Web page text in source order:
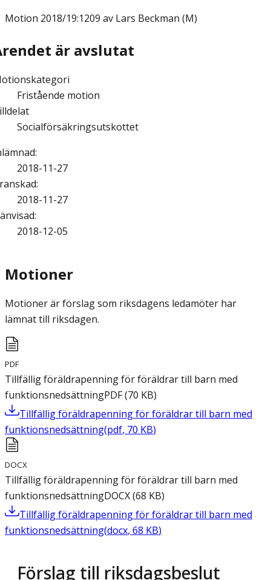
Motion 2018/19:1209 av Lars Beckman (M)
är avslutat
Fristående motion
Socialförsäkringsutskottet
:
2018-11-27
:
2018-11-27
:
2018-12-05
Motioner
Motioner är förslag som riksdagens ledamöter har
lämnat till riksdagen.
PDF
Tillfällig föräldrapenning för föräldrar till barn med
funktionsnedsättningPDF(70 KB)
Tillfällig föräldrapenning för föräldrar till barn med
funktionsnedsättning(pdf, 70 KB)
DOCX
Tillfällig föräldrapenning för föräldrar till barn med
funktionsnedsättningDOCX(68 KB)
Tillfällig föräldrapenning för föräldrar till barn med
funktionsnedsättning(docx, 68 KB)
Förslag till riksdagsbeslut